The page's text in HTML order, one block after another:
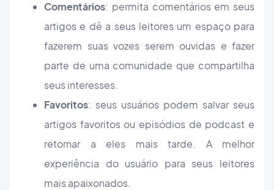
Comentários: permita comentários em seus
artigos e dê a seus leitores um espaço para
fazerem suas vozes serem ouvidas e fazer
parte de uma comunidade que compartilha
seus interesses.
Favoritos: seus usuários podem salvar seus
artigos favoritos ou episódios de podcast e
retornar a eles mais tarde. A melhor
experiência do usuário para seus leitores
mais apaixonados.